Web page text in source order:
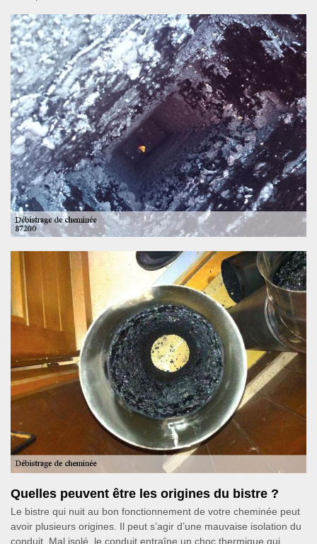
Quelles peuvent être les origines du bistre ?
Le bistre qui nuit au bon fonctionnement de votre cheminée peut
avoir plusieurs origines. Il peut s’agir d’une mauvaise isolation du
conduit. Mal isolé, le conduit entraîne un choc thermique qui